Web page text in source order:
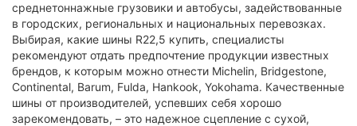
среднетоннажные грузовики и автобусы, задействованные
в городских, региональных и национальных перевозках.
Выбирая, какие шины R22,5 купить, специалисты
рекомендуют отдать предпочтение продукции известных
брендов, к которым можно отнести Michelin, Bridgestone,
Continental, Barum, Fulda, Hankook, Yokohama. Качественные
шины от производителей, успевших себя хорошо
зарекомендовать, – это надежное сцепление с сухой,